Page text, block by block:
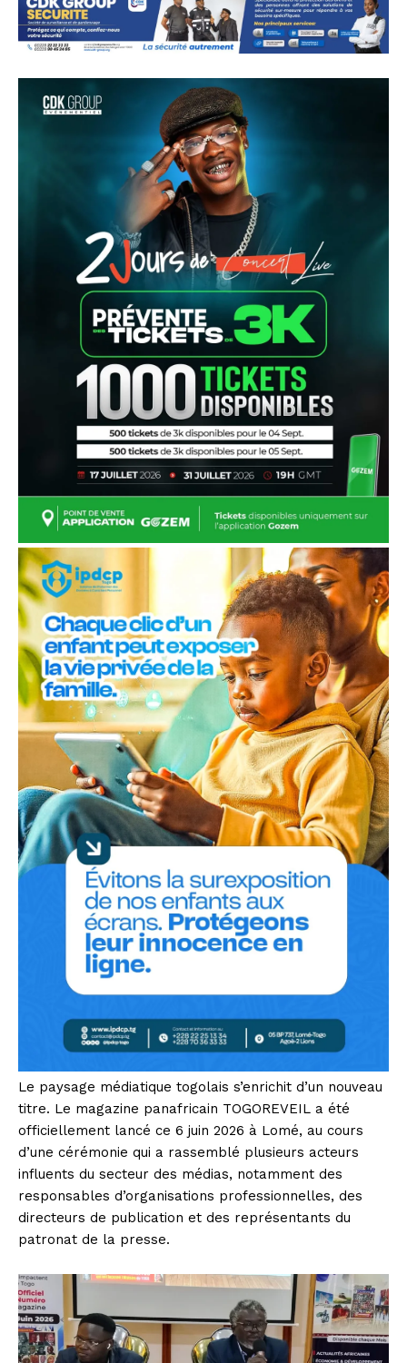
Le paysage médiatique togolais s’enrichit d’un nouveau
titre. Le magazine panafricain TOGOREVEIL a été
officiellement lancé ce 6 juin 2026 à Lomé, au cours
d’une cérémonie qui a rassemblé plusieurs acteurs
influents du secteur des médias, notamment des
responsables d’organisations professionnelles, des
directeurs de publication et des représentants du
patronat de la presse.